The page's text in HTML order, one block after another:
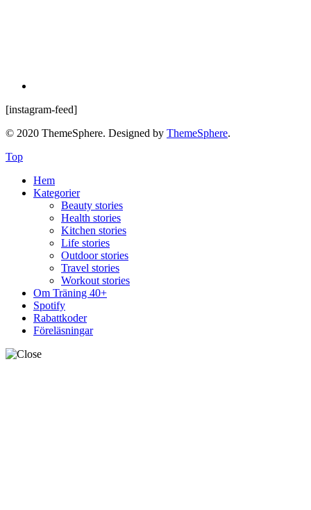
[instagram-feed]
© 2020 ThemeSphere. Designed by ThemeSphere.
Top
Hem
Kategorier
Beauty stories
Health stories
Kitchen stories
Life stories
Outdoor stories
Travel stories
Workout stories
Om Träning 40+
Spotify
Rabattkoder
Föreläsningar